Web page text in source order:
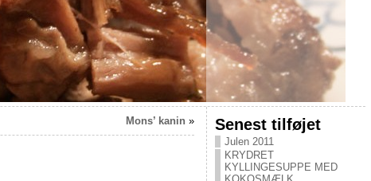
Mons’ kanin » Senest tilføjet
Julen 2011
KRYDRET
KYLLINGESUPPE MED